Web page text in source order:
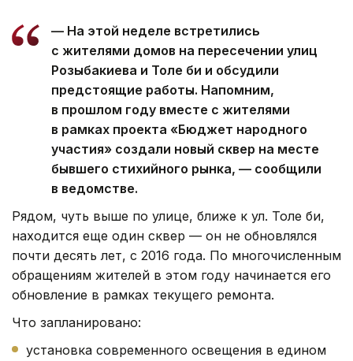
— На этой неделе встретились
с жителями домов на пересечении улиц
Розыбакиева и Толе би и обсудили
предстоящие работы. Напомним,
в прошлом году вместе с жителями
в рамках проекта «Бюджет народного
участия» создали новый сквер на месте
бывшего стихийного рынка, — сообщили
в ведомстве.
Рядом, чуть выше по улице, ближе к ул. Толе би,
находится еще один сквер — он не обновлялся
почти десять лет, с 2016 года. По многочисленным
обращениям жителей в этом году начинается его
обновление в рамках текущего ремонта.
Что запланировано:
установка современного освещения в едином